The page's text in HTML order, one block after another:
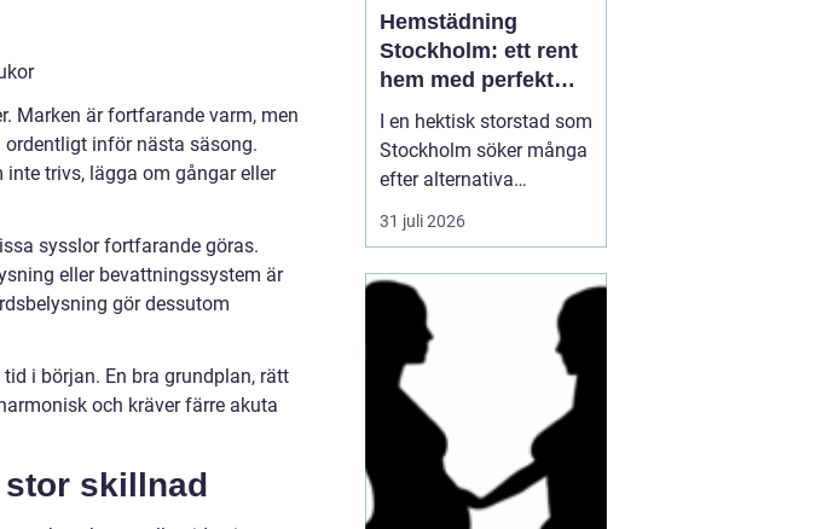
Marken är fortfarande varm, men
inför nästa säsong.
trivs, lägga om gångar eller
sysslor fortfarande göras.
eller bevattningssystem är
gör dessutom
i början. En bra grundplan, rätt
och kräver färre akuta
skillnad
Hemstädning
Stockholm: ett rent
hem med perfekt
glans
I en hektisk storstad som
Stockholm söker många
efter alternativa
lösningar för att
underlätta vardagen, och
tjänsterna är
hemstädning. Att
komma hem till ett rent
hem kan göra...
31 juli 2026